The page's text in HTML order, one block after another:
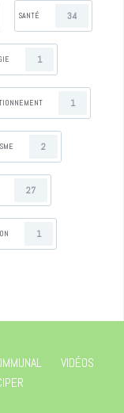
SANTÉ 34
1
1
2
27
1
VIDÉOS